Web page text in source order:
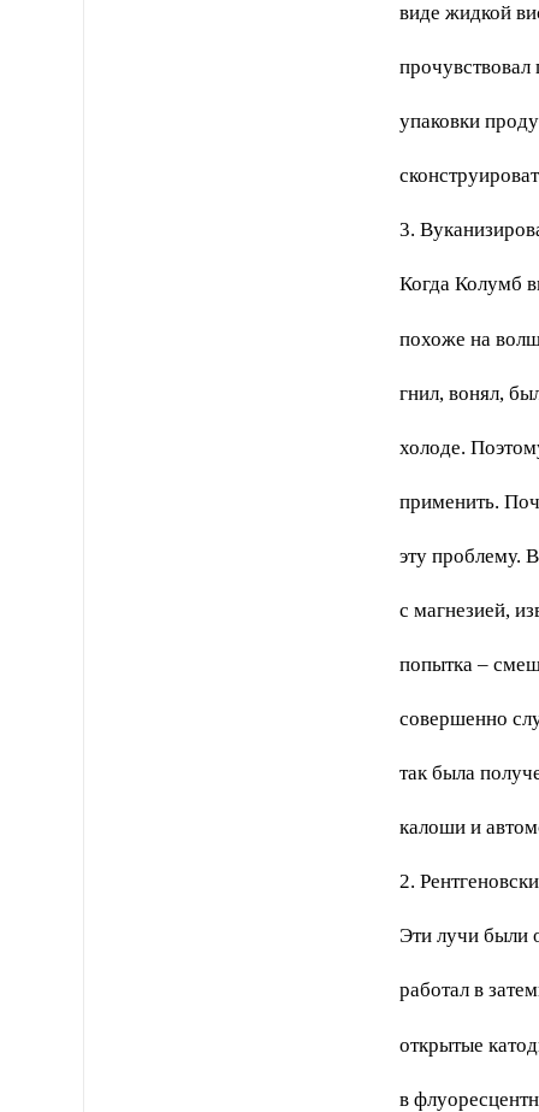
виде жидкой
прочувствовал
упаковки
3.
Когда Колумб
похоже на
гнил, вонял,
холоде.
применить.
эту проблему.
с магнезией,
попытка –
совершенно
так была
калоши и
2.
Эти лучи были
работал в
открытые
в